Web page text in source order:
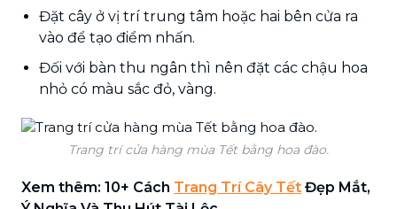
Đặt cây ở vị trí trung tâm hoặc hai bên cửa ra
vào để tạo điểm nhấn.
Đối với bàn thu ngân thì nên đặt các chậu hoa
nhỏ có màu sắc đỏ, vàng.
Trang trí cửa hàng mùa Tết bằng hoa đào.
Xem thêm: 10+ Cách Trang Trí Cây Tết Đẹp Mắt,